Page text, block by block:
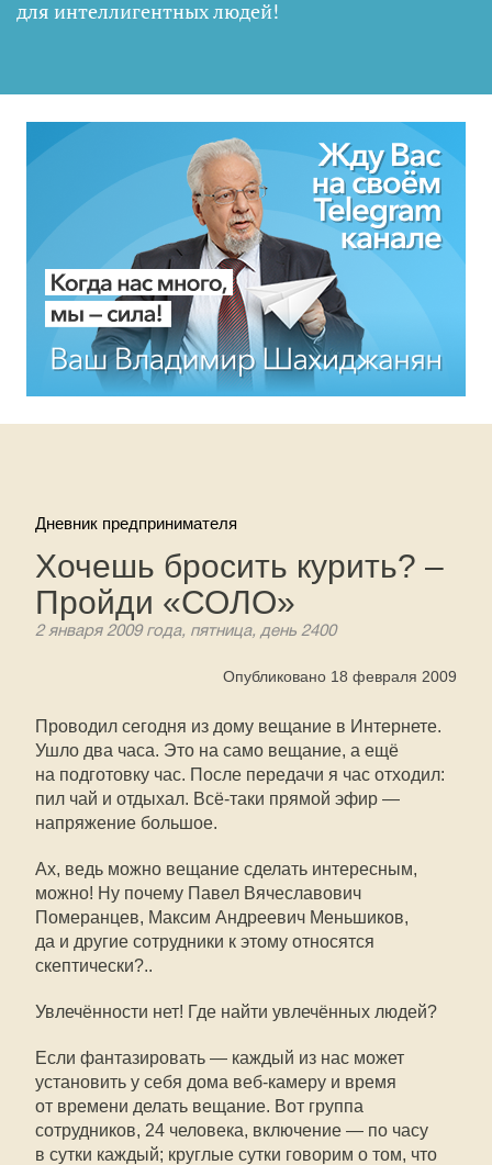
для интеллигентных людей!
Дневник предпринимателя
Хочешь бросить курить? –
Пройди «СОЛО»
2 января 2009 года, пятница, день 2400
Опубликовано 18 февраля 2009
Проводил сегодня из дому вещание в Интернете.
Ушло два часа. Это на само вещание, а ещё
на подготовку час. После передачи я час отходил:
пил чай и отдыхал. Всё-таки прямой эфир —
напряжение большое.
Ах, ведь можно вещание сделать интересным,
можно! Ну почему Павел Вячеславович
Померанцев, Максим Андреевич Меньшиков,
да и другие сотрудники к этому относятся
скептически?..
Увлечённости нет! Где найти увлечённых людей?
Если фантазировать — каждый из нас может
установить у себя дома веб-камеру и время
от времени делать вещание. Вот группа
сотрудников, 24 человека, включение — по часу
в сутки каждый; круглые сутки говорим о том, что